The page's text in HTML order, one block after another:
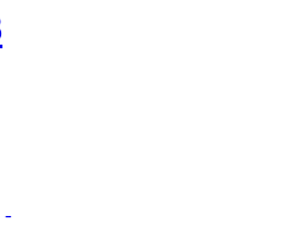
9,800,000.